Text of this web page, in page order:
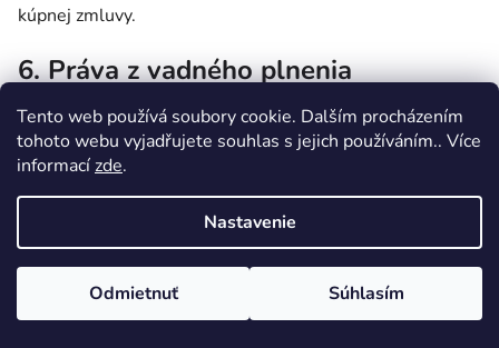
Tento web používá soubory cookie. Dalším procházením
tohoto webu vyjadřujete souhlas s jejich používáním.. Více
informacízde.
Nastavenie
Odmietnuť Súhlasím
kúpnej zmluvy.
6. Práva z vadného plnenia
Vaše práva z vadného plnenia sa riadia príslušnými
všeobecne záväznými právnymi predpismi (najmä
ustanoveniami § 1914 až 1925, § 2099 až 2117 a §
2158 až 2174 občianskeho zákonníka).
Pri uplatňovaní práv z vadného plnenia budeme
postupovať v súlade s naším Reklamačným poriadkom.
Pred odoslaním reklamácie sa s Reklamačným poriadkom